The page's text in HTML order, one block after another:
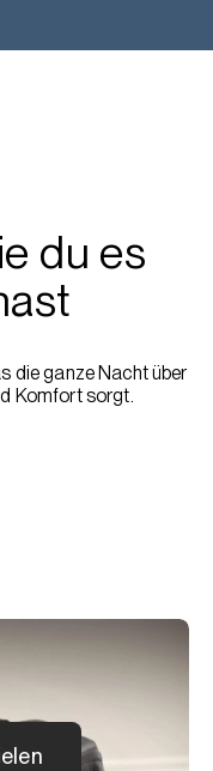
du es
die ganze Nacht über
Komfort sorgt.